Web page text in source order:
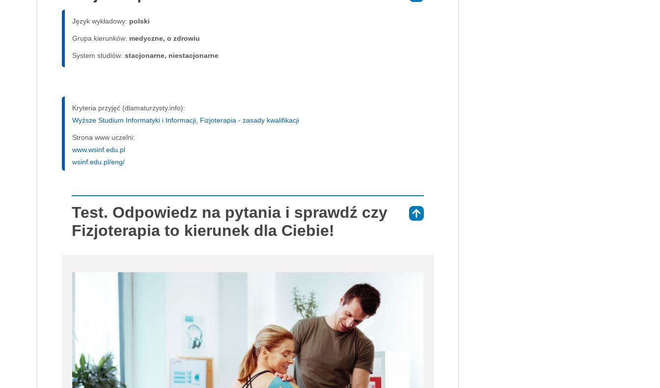
Język wykładowy: polski
Grupa kierunków: medyczne, o zdrowiu
System studiów: sta­cjo­nar­ne, nie­sta­cjo­nar­ne
Kryteria przyjęć (dlamaturzysty.info):
Wyższe Studium Informatyki i Informacji, Fizjoterapia - zasady kwalifikacji
Strona www uczelni:
www.wsinf.edu.pl
wsinf.edu.pl/eng/
Test. Odpowiedz na pytania i sprawdź czy
Fizjoterapia to kierunek dla Ciebie!